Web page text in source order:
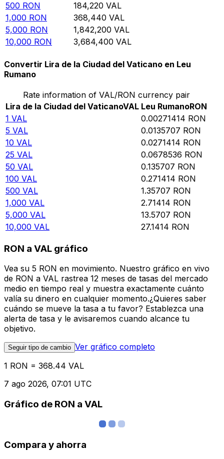
500 RON 184,220 VAL
1,000 RON 368,440 VAL
5,000 RON 1,842,200 VAL
10,000 RON 3,684,400 VAL
Convertir Lira de la Ciudad del Vaticano en Leu
Rumano
Rate information of VAL/RON currency pair
Lira de la Ciudad del VaticanoVAL Leu RumanoRON
1 VAL 0.00271414 RON
5 VAL 0.0135707 RON
10 VAL 0.0271414 RON
25 VAL 0.0678536 RON
50 VAL 0.135707 RON
100 VAL 0.271414 RON
500 VAL 1.35707 RON
1,000 VAL 2.71414 RON
5,000 VAL 13.5707 RON
10,000 VAL 27.1414 RON
RON a VAL gráfico
Vea su 5 RON en movimiento. Nuestro gráfico en vivo
de RON a VAL rastrea 12 meses de tasas del mercado
medio en tiempo real y muestra exactamente cuánto
valía su dinero en cualquier momento.¿Quieres saber
cuándo se mueve la tasa a tu favor? Establezca una
alerta de tasa y le avisaremos cuando alcance tu
objetivo.
Seguir tipo de cambio Ver gráfico completo
1 RON = 368.44 VAL
7 ago 2026, 07:01 UTC
Gráfico de RON a VAL
Compara y ahorra